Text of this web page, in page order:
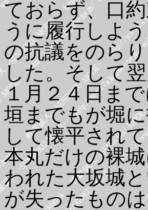
ておらず、口
うに履行しよ
の抗議をのら
した。そして
１月２４日ま
垣までもが堀
して懐平され
本丸だけの裸
われた大坂城
が失ったもの